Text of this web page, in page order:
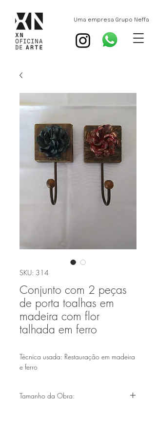
Uma empresa Grupo Neffa
SKU: 314
Conjunto com 2 peças
de porta toalhas em
madeira com flor
talhada em ferro
Técnica usada: Restauração em madeira
e ferro
Tamanho da Obra: